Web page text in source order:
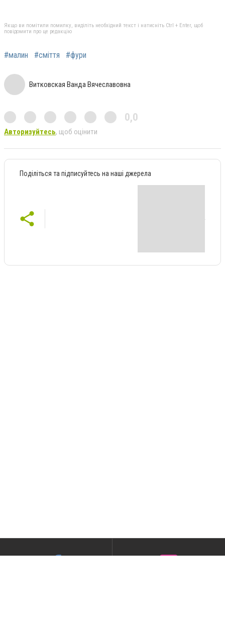
Якщо ви помітили помилку, виділіть необхідний текст і натисніть Ctrl + Enter, щоб
повідомити про це редакцію
#малин #сміття #фури
Витковская Ванда Вячеславовна
0,0
Авторизуйтесь, щоб оцінити
Поділіться та підписуйтесь на наші джерела